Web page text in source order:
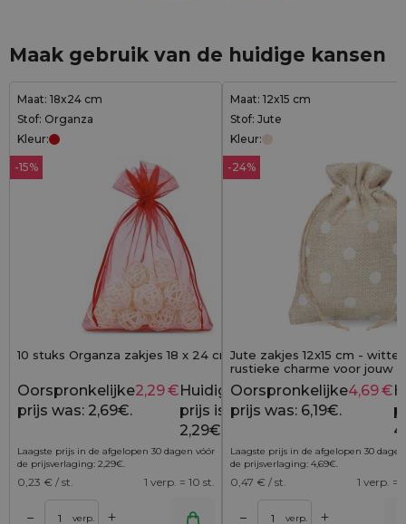
Maak gebruik van de huidige kansen
Maat: 18x24 cm
Stof: Organza
Kleur:
-15%
10 stuks Organza zakjes 18 x 24 cm - rood
2,69 €
Oorspronkelijke
prijs was: 2,69€.
2,29€Huidige
prijs is:
2,29€.
Laagste prijs in de afgelopen 30 dagen vóór
de prijsverlaging: 2,29€.
0,23 € / st. 1 verp. = 10 st.
– verp. +
Maat: 12x15 cm
Stof: Jute
Kleur:
-24%
Jute zakjes 12x15 cm - witte
rustieke charme voor jouw
Oorspronkelijke
prijs was: 6,19€.
4,69€
Laagste prijs in de afgelopen 30
de prijsverlaging: 4,69€.
0,47 € / st. 1 verp. =
– verp. +
Toevoegen aan winkelwagen Toevoegen aan